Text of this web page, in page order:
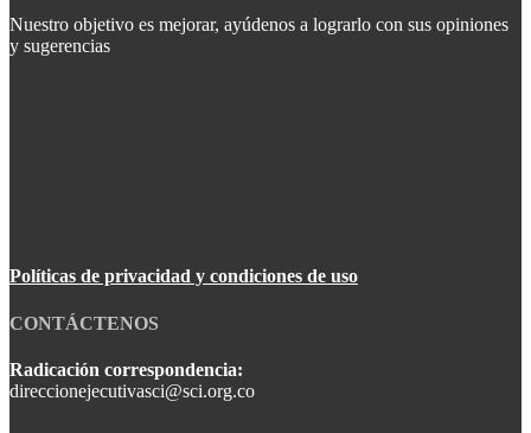
Nuestro objetivo es mejorar, ayúdenos a lograrlo con sus opiniones
y sugerencias
Políticas de privacidad y condiciones de uso
CONTÁCTENOS
Radicación correspondencia:
direccionejecutivasci@sci.org.co